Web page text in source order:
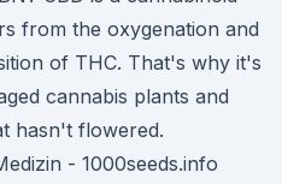
from the oxygenation and
of THC. That's why it's
cannabis plants and
hasn't flowered.
- 1000seeds.info